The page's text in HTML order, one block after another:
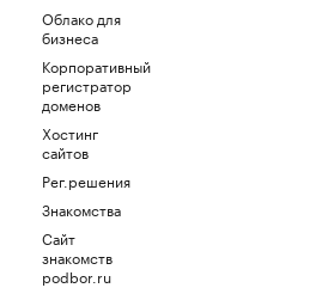
Облако для
бизнеса
Корпоративный
регистратор
доменов
Хостинг
сайтов
Рег.решения
Знакомства
Сайт
знакомств
podbor.ru